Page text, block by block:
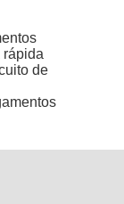
rápida
de